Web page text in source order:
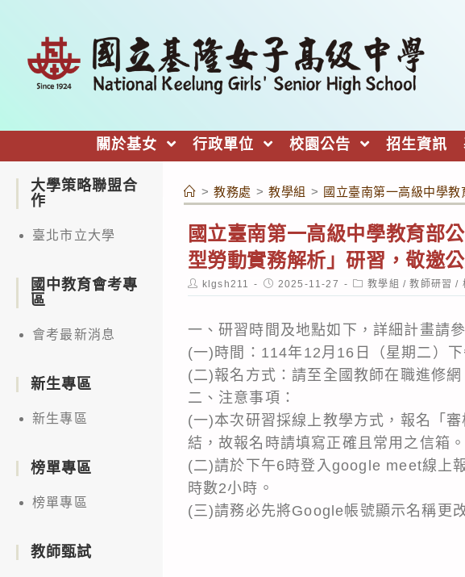
關於基女 行政單位 校園公告 招生資訊
> 教務處 > 教學組 > 國立臺南第一高級中學
國立臺南第一高級中學教育部
型勞動實務解析」研習，敬邀
Post
author:
klgsh211
Post
published:
2025-11-27
Post
category:
教學組 / 教師研習 /
一、研習時間及地點如下，詳細計畫請參
(一)時間：114年12月16日（星期二）
(二)報名方式：請至全國教師在職進修
二、注意事項：
(一)本次研習採線上教學方式，報名「
結，故報名時請填寫正確且常用之信箱。
(二)請於下午6時登入google meet線上
時數2小時。
(三)請務必先將Google帳號顯示名稱更
大學策略聯盟合
作
臺北市立大學
國中教育會考專
區
會考最新消息
新生專區
新生專區
榜單專區
榜單專區
教師甄試